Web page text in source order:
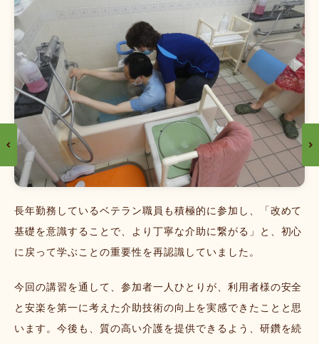
長年勤務しているベテラン職員も積極的に参加し、「改めて
基礎を意識することで、より丁寧な介助に繋がる」と、初心
に戻って学ぶことの重要性を再認識していました。
今回の講習を通して、参加者一人ひとりが、利用者様の安全
と安楽を第一に考えた介助技術の向上を実感できたことと思
います。今後も、質の高い介護を提供できるよう、研鑽を続